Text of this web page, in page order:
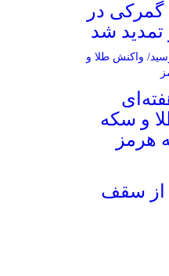
گمرکی در
شد
و سکه
هرمز
از سقف